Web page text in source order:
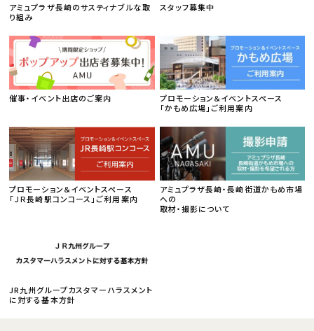
アミュプラザ長崎のサスティナブルな取
り組み
スタッフ募集中
催事・イベント出店のご案内
プロモーション＆イベントスペース
「かもめ広場」ご利用案内
プロモーション＆イベントスペース
「ＪＲ長崎駅コンコース」ご利用案内
アミュプラザ長崎・長崎街道かもめ市場
への
取材・撮影について
JR九州グループカスタマーハラスメント
に対する基本方針